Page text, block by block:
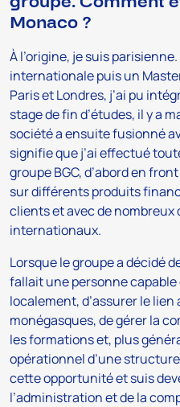
Monaco ?
À l’origine, je suis
internationale puis un
Paris et Londres, j’ai pu
stage de fin d’études, il y a
société a ensuite fusionné
signifie que j’ai effectué
groupe BGC, d’abord en
sur différents produits
clients et avec de nombreux
internationaux.
Lorsque le groupe a décidé
fallait une personne
localement, d’assurer le
monégasques, de gérer la
les formations et, plus
opérationnel d’une
cette opportunité et suis
l’administration et de la